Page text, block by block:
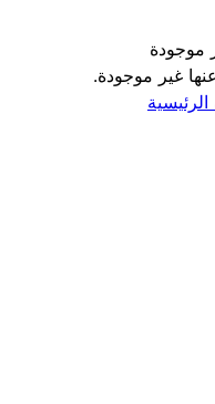
غير موجودة.